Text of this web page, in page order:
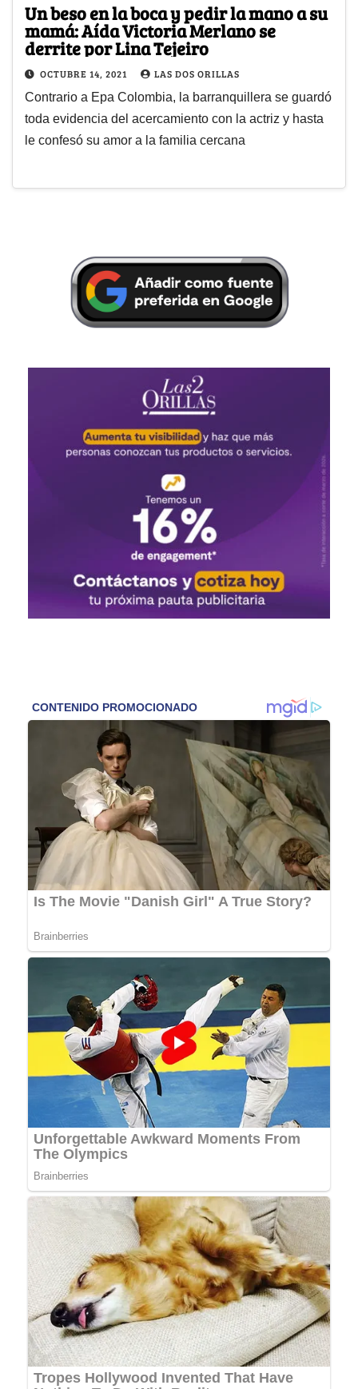
Un beso en la boca y pedir la mano a su
mamá: Aída Victoria Merlano se
derrite por Lina Tejeiro
OCTUBRE 14, 2021 LAS DOS ORILLAS
Contrario a Epa Colombia, la barranquillera se guardó
toda evidencia del acercamiento con la actriz y hasta
le confesó su amor a la familia cercana